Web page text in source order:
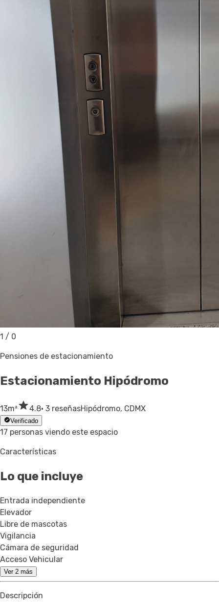
1 / 0
Pensiones de estacionamiento
Estacionamiento Hipódromo
13m² 4.8· 3 reseñasHipódromo, CDMX
Verificado
17 personas viendo este espacio
Características
Lo que incluye
Entrada independiente
Elevador
Libre de mascotas
Vigilancia
Cámara de seguridad
Acceso Vehicular
Ver 2 más
Descripción